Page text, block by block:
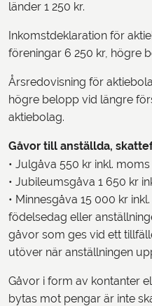
länder 1 250 kr.
Inkomstdeklaration för
föreningar 6 250 kr, högre
Årsredovisning för
högre belopp vid längre
aktiebolag.
Gåvor till anställda,
• Julgåva 550 kr inkl. moms
• Jubileumsgåva 1 650 kr
• Minnesgåva 15 000 kr
födelsedag eller
gåvor som ges vid ett
utöver när anställningen
Gåvor i form av kontanter
bytas mot pengar är inte